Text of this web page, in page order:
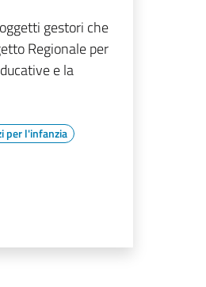
gestori che
Regionale per
e la
per l'infanzia